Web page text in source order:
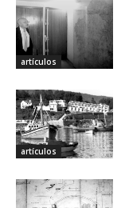
artículos
artículos